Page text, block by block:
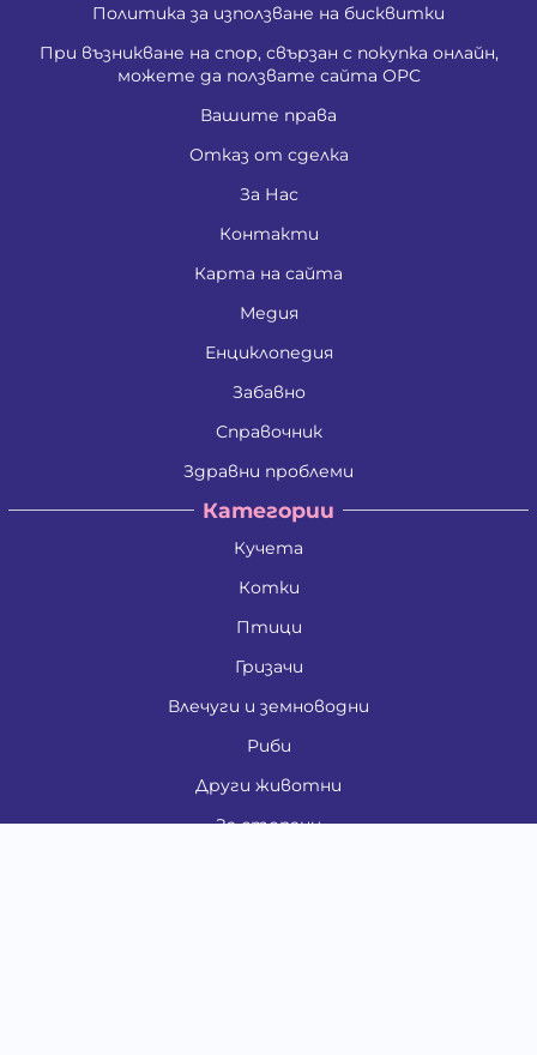
Политика за използване на бисквитки
При възникване на спор, свързан с покупка онлайн,
можете да ползвате сайта ОРС
Вашите права
Отказ от сделка
За Нас
Контакти
Карта на сайта
Медия
Енциклопедия
Забавно
Справочник
Здравни проблеми
Категории
Кучета
Котки
Птици
Гризачи
Влечуги и земноводни
Риби
Други животни
За стопани